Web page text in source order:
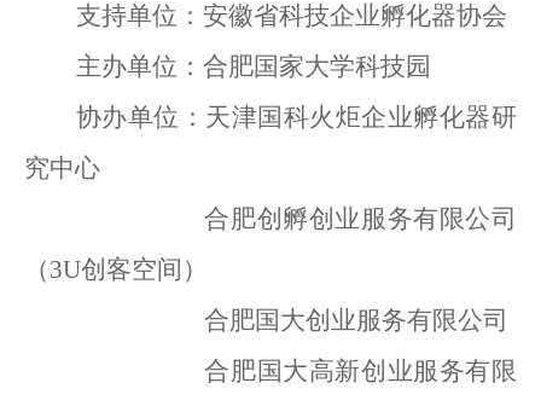
支持单位：安徽省科技企业孵化器协会
主办单位：合肥国家大学科技园
协办单位：天津国科火炬企业孵化器研
究中心
合肥创孵创业服务有限公司
（3U创客空间 ）
合肥国大创业服务有限公司
合肥国大高新创业服务有限